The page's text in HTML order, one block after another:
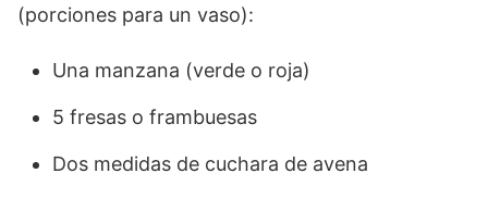
(porciones para un vaso):
Una manzana (verde o roja)
5 fresas o frambuesas
Dos medidas de cuchara de avena